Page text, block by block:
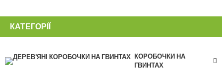
КАТЕГОРІЇ
КОРОБОЧКИ НА
ГВИНТАХ